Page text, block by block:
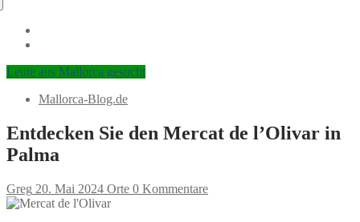
Leute aus Mallorca gesucht
Mallorca-Blog.de
Entdecken Sie den Mercat de l’Olivar in
Palma
Greg 20. Mai 2024 Orte 0 Kommentare